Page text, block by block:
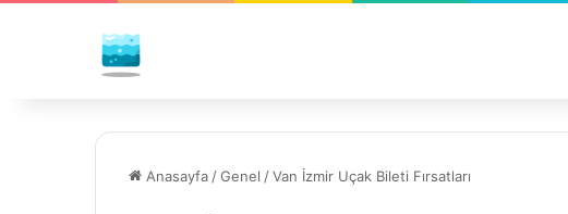
Anasayfa /Genel /Van İzmir Uçak Bileti Fırsatları